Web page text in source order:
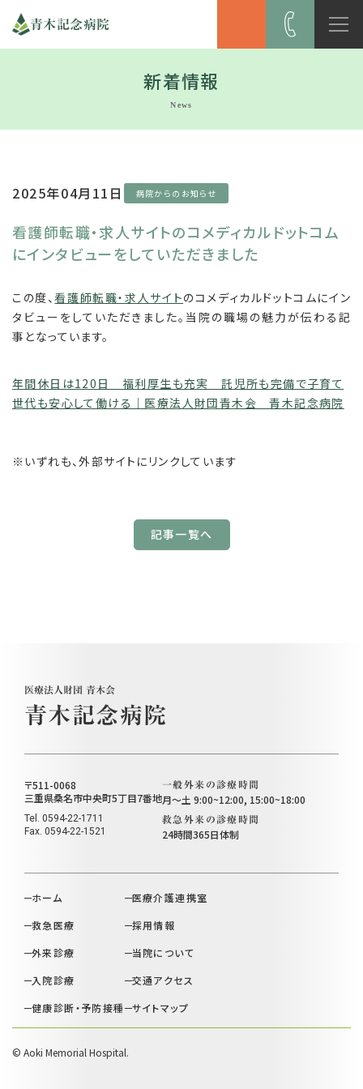
青木記念病院
新着情報
News
2025年04月11日 病院からのお知らせ
看護師転職・求人サイトのコメディカルドットコム
にインタビューをしていただきました
この度、看護師転職・求人サイトのコメディカルドットコムにイン
タビューをしていただきました。当院の職場の魅力が伝わる記
事となっています。
年間休日は120日 福利厚生も充実 託児所も完備で子育て
世代も安心して働ける｜医療法人財団青木会 青木記念病院
※いずれも、外部サイトにリンクしています
記事一覧へ
医療法人財団 青木会
青木記念病院
〒511-0068
三重県桑名市中央町5丁目7番地
Tel. 0594-22-1711
Fax. 0594-22-1521
一般外来の診療時間
月～土 9:00~12:00, 15:00~18:00
救急外来の診療時間
24時間365日体制
ホーム
救急医療
外来診療
入院診療
健康診断・予防接種
医療介護連携室
採用情報
当院について
交通アクセス
サイトマップ
© Aoki Memorial Hospital.